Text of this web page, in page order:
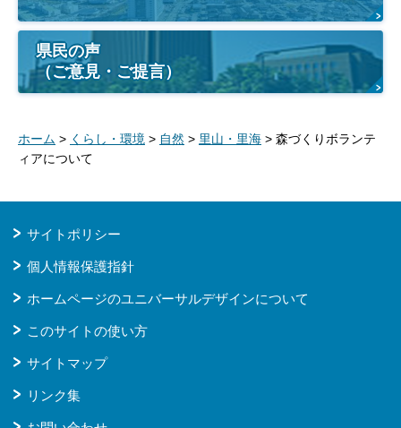
県民の声
（ご意見・ご提言）
ホーム > くらし・環境 > 自然 > 里山・里海 > 森づくりボランテ
ィアについて
サイトポリシー
個人情報保護指針
ホームページのユニバーサルデザインについて
このサイトの使い方
サイトマップ
リンク集